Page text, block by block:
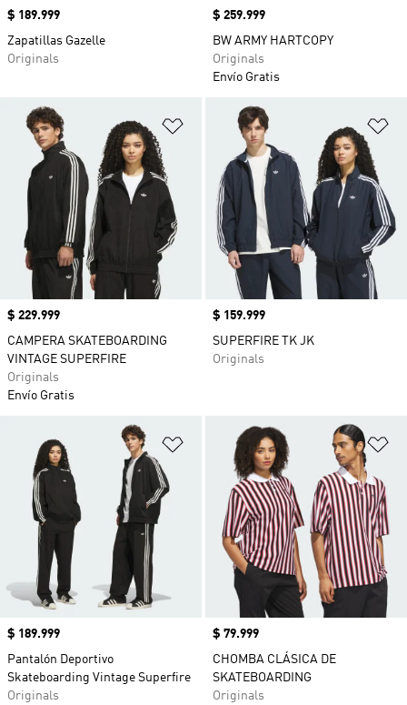
Precio
$ 189.999
Zapatillas Gazelle
Originals
Precio
$ 259.999
BW ARMY HARTCOPY
Originals
Envío Gratis
Añadir a la lista de deseos
Precio
$ 229.999
CAMPERA SKATEBOARDING
VINTAGE SUPERFIRE
Originals
Envío Gratis
Precio
$ 159.999
SUPERFIRE TK JK
Originals
Añadir a la lista de deseos
Precio
$ 189.999
Pantalón Deportivo
Skateboarding Vintage Superfire
Originals
Precio
$ 79.999
CHOMBA CLÁSICA DE
SKATEBOARDING
Originals